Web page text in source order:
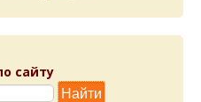
сайту